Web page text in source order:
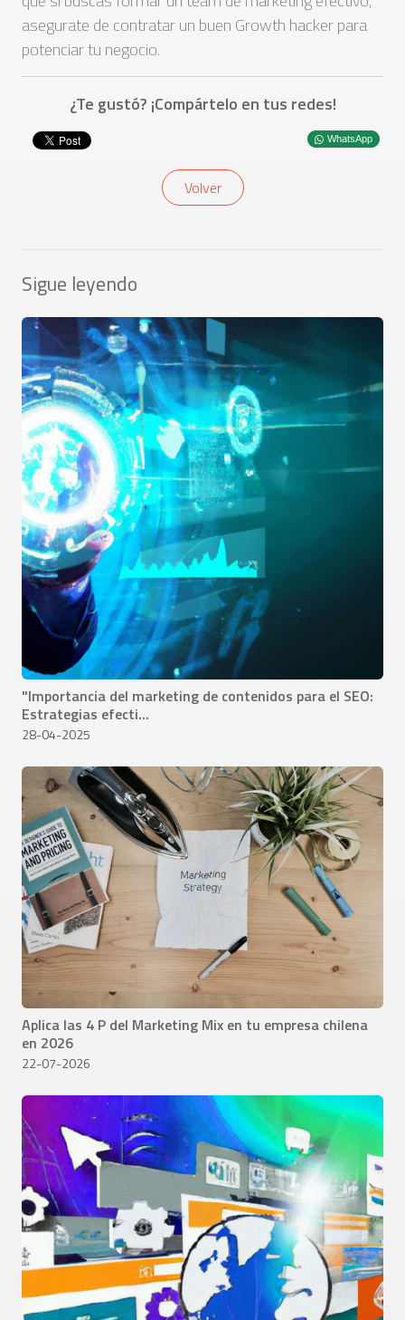
asegurate de contratar un buen Growth hacker para
potenciar tu negocio.
¿Te gustó? ¡Compártelo en tus redes!
WhatsApp
Volver
Sigue leyendo
"Importancia del marketing de contenidos para el SEO:
Estrategias efecti...
28-04-2025
Aplica las 4 P del Marketing Mix en tu empresa chilena
en 2026
22-07-2026